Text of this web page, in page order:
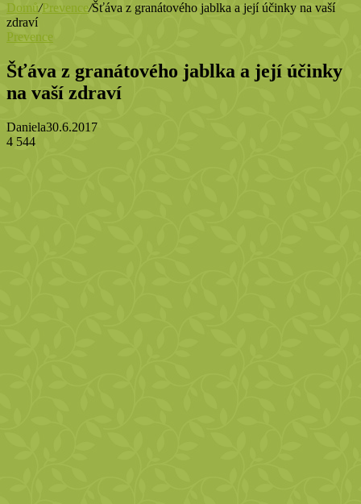
Domů/Prevence/Šťáva z granátového jablka a její účinky na vaší
zdraví
Prevence
Šťáva z granátového jablka a její účinky
na vaší zdraví
Daniela30.6.2017
4 544